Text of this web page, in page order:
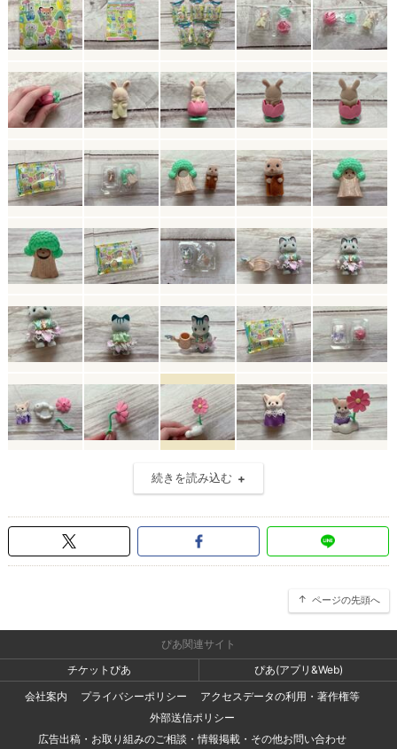
続きを読み込む
ページの先頭へ
ぴあ関連サイト
チケットぴあ
ぴあ(アプリ&Web)
会社案内
プライバシーポリシー
アクセスデータの利用・著作権等
外部送信ポリシー
広告出稿・お取り組みのご相談・情報掲載・その他お問い合わせ